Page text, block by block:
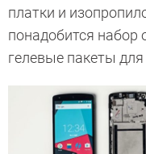
платки и
понадобится набор
гелевые пакеты